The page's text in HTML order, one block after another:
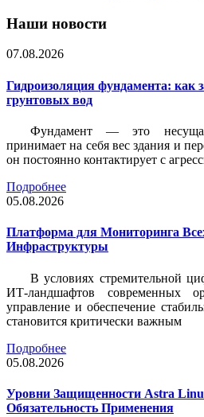
Наши новости
07.08.2026
Гидроизоляция фундамента: как
грунтовых вод
Фундамент — это несущая
принимает на себя вес здания и
он постоянно контактирует с
Подробнее
05.08.2026
Платформа для Мониторинга
Инфраструктуры
В условиях стремительной
ИТ-ландшафтов современных
управление и обеспечение
становится критически важным
Подробнее
05.08.2026
Уровни Защищенности Astra
Обязательность Применения